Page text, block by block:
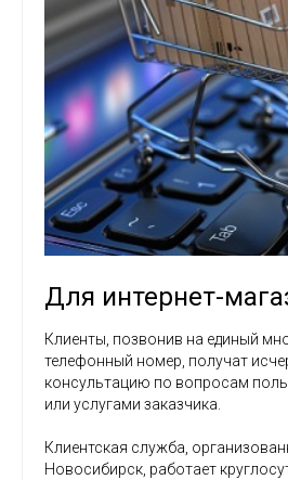
Для интернет-
Клиенты, позвонив на единый
телефонный номер, получат
консультацию по вопросам
или услугами заказчика.
Клиентская служба,
Новосибирск, работает